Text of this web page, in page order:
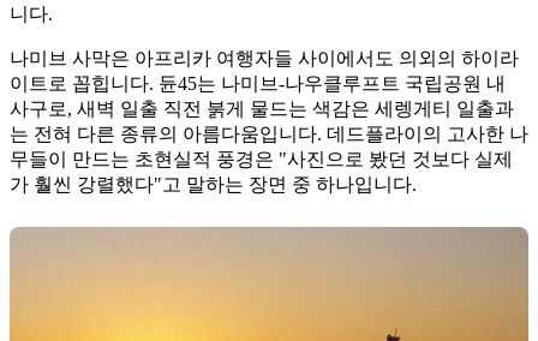
니다.
나미브 사막은 아프리카 여행자들 사이에서도 의외의 하이라
이트로 꼽힙니다. 듄45는 나미브-나우클루프트 국립공원 내
사구로, 새벽 일출 직전 붉게 물드는 색감은 세렝게티 일출과
는 전혀 다른 종류의 아름다움입니다. 데드플라이의 고사한 나
무들이 만드는 초현실적 풍경은 "사진으로 봤던 것보다 실제
가 훨씬 강렬했다"고 말하는 장면 중 하나입니다.